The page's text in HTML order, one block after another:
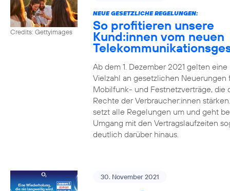
Credits: Gettyimages
NEUE GESETZLICHE REGELUNGEN:
So profitieren unsere
Kund:innen vom neuen
Ab dem 1. Dezember 2021 gelten eine
Vielzahl an gesetzlichen Neuerungen
Mobilfunk- und Festnetzverträge, die
Rechte der Verbraucher:innen
setzt alle Regelungen um und geht
Umgang mit den Vertragslaufzeiten
deutlich darüber hinaus.
30. November 2021